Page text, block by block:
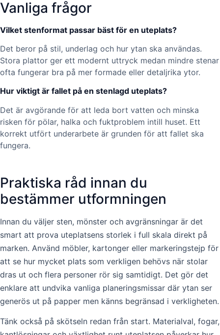
Vanliga frågor
Vilket stenformat passar bäst för en uteplats?
Det beror på stil, underlag och hur ytan ska användas.
Stora plattor ger ett modernt uttryck medan mindre stenar
ofta fungerar bra på mer formade eller detaljrika ytor.
Hur viktigt är fallet på en stenlagd uteplats?
Det är avgörande för att leda bort vatten och minska
risken för pölar, halka och fuktproblem intill huset. Ett
korrekt utfört underarbete är grunden för att fallet ska
fungera.
Praktiska råd innan du
bestämmer utformningen
Innan du väljer sten, mönster och avgränsningar är det
smart att prova uteplatsens storlek i full skala direkt på
marken. Använd möbler, kartonger eller markeringstejp för
att se hur mycket plats som verkligen behövs när stolar
dras ut och flera personer rör sig samtidigt. Det gör det
enklare att undvika vanliga planeringsmissar där ytan ser
generös ut på papper men känns begränsad i verkligheten.
Tänk också på skötseln redan från start. Materialval, fogar,